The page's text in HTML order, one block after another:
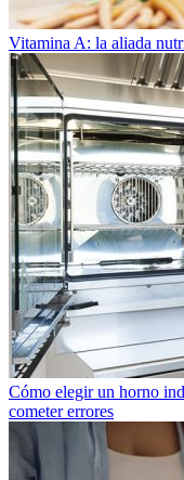
Vitamina A: la aliada
Cómo elegir un horno
cometer errores